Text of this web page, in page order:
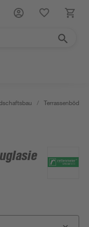
/ Terrassenböden